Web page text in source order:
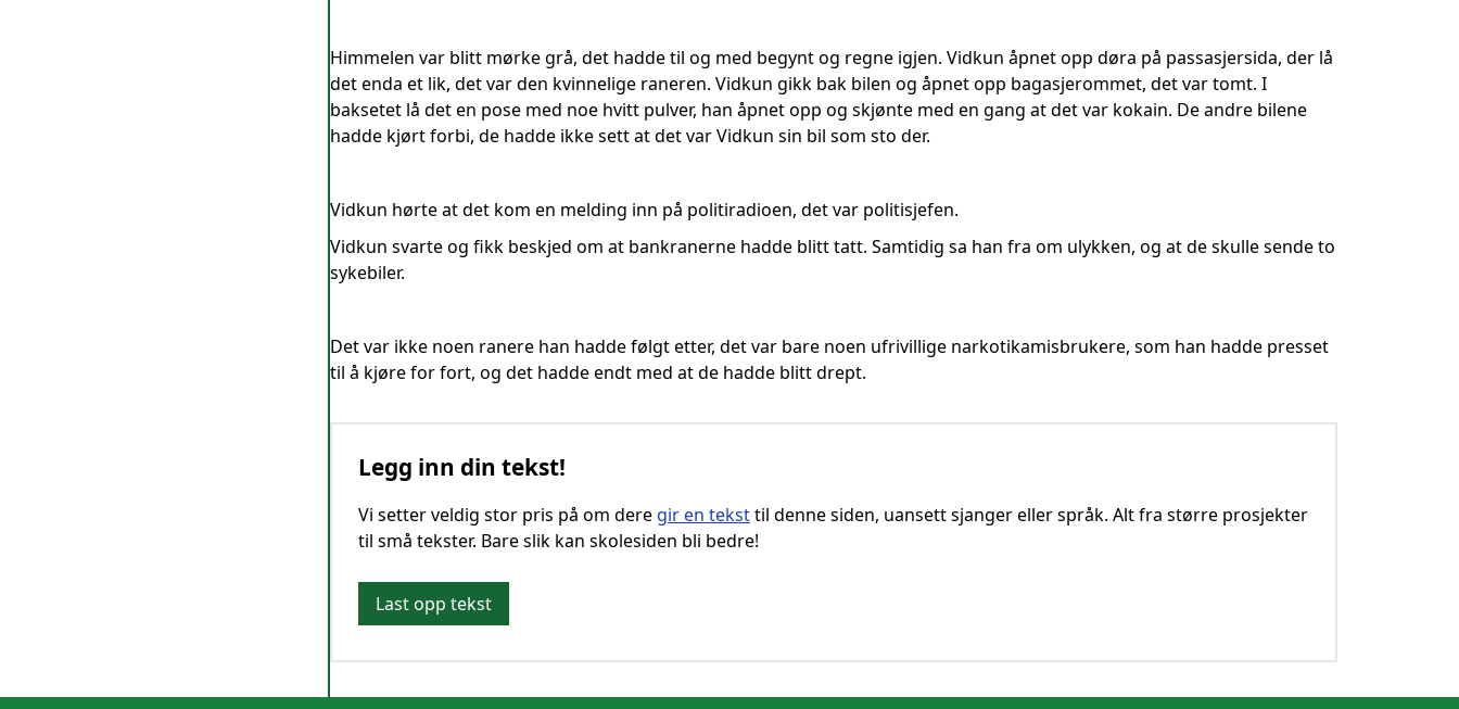
Himmelen var blitt mørke grå, det hadde til og med begynt og regne igjen. Vidkun åpnet opp døra på passasjersida, der lå
det enda et lik, det var den kvinnelige raneren. Vidkun gikk bak bilen og åpnet opp bagasjerommet, det var tomt. I
baksetet lå det en pose med noe hvitt pulver, han åpnet opp og skjønte med en gang at det var kokain. De andre bilene
hadde kjørt forbi, de hadde ikke sett at det var Vidkun sin bil som sto der.
Vidkun hørte at det kom en melding inn på politiradioen, det var politisjefen.
Vidkun svarte og fikk beskjed om at bankranerne hadde blitt tatt. Samtidig sa han fra om ulykken, og at de skulle sende to
sykebiler.
Det var ikke noen ranere han hadde følgt etter, det var bare noen ufrivillige narkotikamisbrukere, som han hadde presset
til å kjøre for fort, og det hadde endt med at de hadde blitt drept.
Legg inn din tekst!
Vi setter veldig stor pris på om dere gir en teksttil denne siden, uansett sjanger eller språk. Alt fra større prosjekter
til små tekster. Bare slik kan skolesiden bli bedre!
Last opp tekst